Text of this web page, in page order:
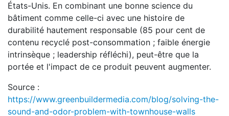
États-Unis. En combinant une bonne science du
bâtiment comme celle-ci avec une histoire de
durabilité hautement responsable (85 pour cent de
contenu recyclé post-consommation ; faible énergie
intrinsèque ; leadership réfléchi), peut-être que la
portée et l'impact de ce produit peuvent augmenter.
Source :
https://www.greenbuildermedia.com/blog/solving-the-
sound-and-odor-problem-with-townhouse-walls